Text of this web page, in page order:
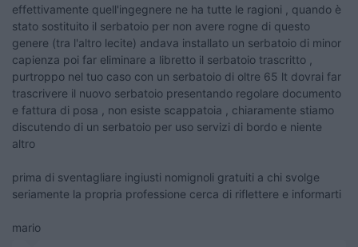
effettivamente quell'ingegnere ne ha tutte le ragioni , quando è
stato sostituito il serbatoio per non avere rogne di questo
genere (tra l'altro lecite) andava installato un serbatoio di minor
capienza poi far eliminare a libretto il serbatoio trascritto ,
purtroppo nel tuo caso con un serbatoio di oltre 65 lt dovrai far
trascrivere il nuovo serbatoio presentando regolare documento
e fattura di posa , non esiste scappatoia , chiaramente stiamo
discutendo di un serbatoio per uso servizi di bordo e niente
altro
prima di sventagliare ingiusti nomignoli gratuiti a chi svolge
seriamente la propria professione cerca di riflettere e informarti
mario